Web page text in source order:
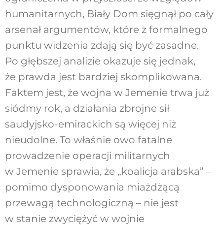
humanitarnych, Biały Dom sięgnął po cały
arsenał argumentów, które z formalnego
punktu widzenia zdają się być zasadne.
Po głębszej analizie okazuje się jednak,
że prawda jest bardziej skomplikowana.
Faktem jest, że wojna w Jemenie trwa już
siódmy rok, a działania zbrojne sił
saudyjsko-emirackich są więcej niż
nieudolne. To właśnie owo fatalne
prowadzenie operacji militarnych
w Jemenie sprawia, że „koalicja arabska” –
pomimo dysponowania miażdżącą
przewagą technologiczną – nie jest
w stanie zwyciężyć w wojnie